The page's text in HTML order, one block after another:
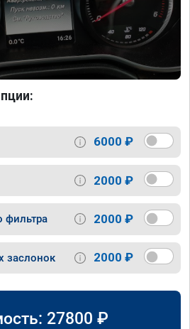
6000 ₽
2000 ₽
фильтра 2000 ₽
заслонок 2000 ₽
27800 ₽